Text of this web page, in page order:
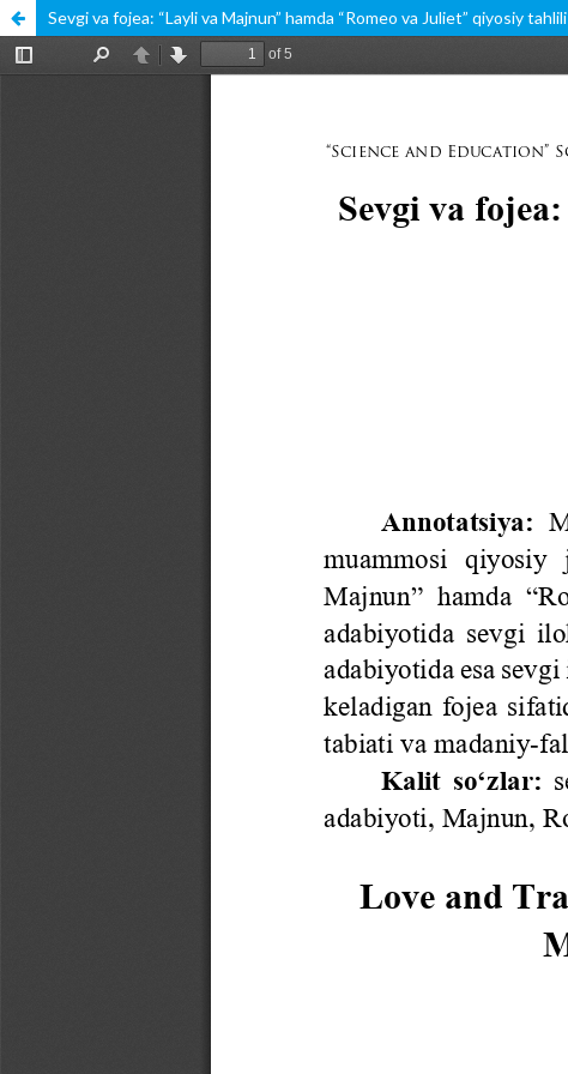
Sevgi va fojea: “Layli va Majnun” hamda “Romeo va Juliet” qiyosiy tahlili